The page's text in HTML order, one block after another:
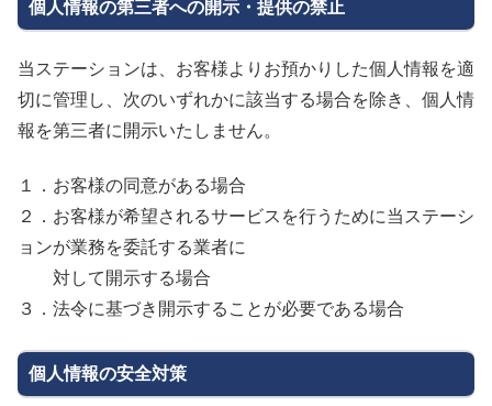
個人情報の第三者への開示・提供の禁止
当ステーションは、お客様よりお預かりした個人情報を適
切に管理し、次のいずれかに該当する場合を除き、個人情
報を第三者に開示いたしません。
１．お客様の同意がある場合
２．お客様が希望されるサービスを行うために当ステーシ
ョンが業務を委託する業者に
対して開示する場合
３．法令に基づき開示することが必要である場合
個人情報の安全対策